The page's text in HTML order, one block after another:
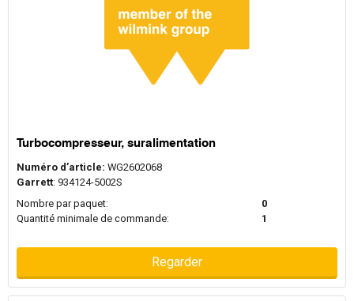
Turbocompresseur, suralimentation
Numéro d’article: WG2602068
Garrett: 934124-5002S
Nombre par paquet:
0
Quantité minimale de commande:
1
Regarder